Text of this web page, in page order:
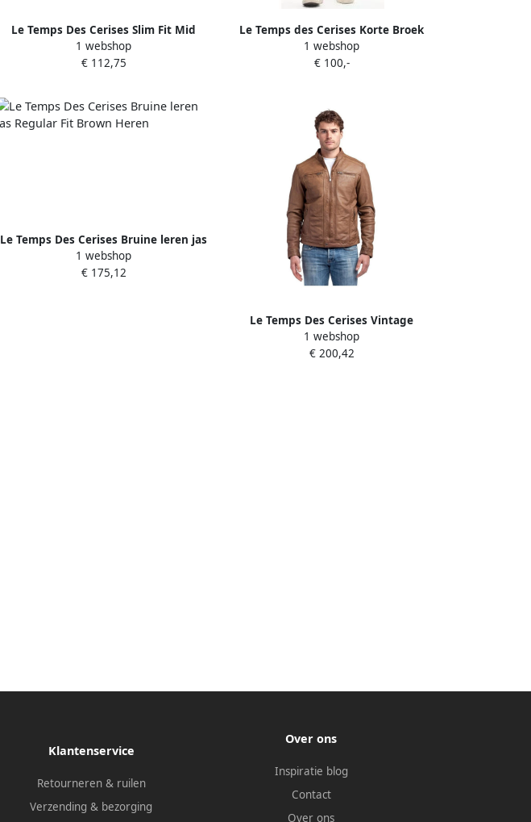
Le Temps Des Cerises Slim Fit Mid
Waist Jeans met Moustache Effect Blue
Heren
1 webshop
€ 112,75
Le Temps des Cerises Korte Broek
Bermuda short van jeans DAMON
1 webshop
€ 100,-
Le Temps Des Cerises Bruine leren jas
Regular Fit Brown Heren
1 webshop
€ 175,12
Le Temps Des Cerises Vintage
Bikerjack voor Mannen Brown Heren
1 webshop
€ 200,42
Klantenservice
Retourneren & ruilen
Verzending & bezorging
Over ons
Inspiratie blog
Contact
Over ons